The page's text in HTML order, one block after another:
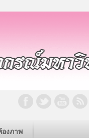
องภาพ